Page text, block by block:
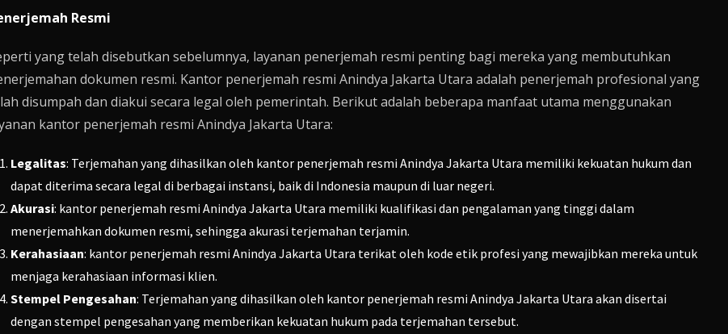
Resmi
yang telah disebutkan sebelumnya, layanan penerjemah resmi penting bagi mereka yang membutuhkan
dokumen resmi. Kantor penerjemah resmi Anindya Jakarta Utara adalah penerjemah profesional yang
disumpah dan diakui secara legal oleh pemerintah. Berikut adalah beberapa manfaat utama menggunakan
kantor penerjemah resmi Anindya Jakarta Utara:
Legalitas: Terjemahan yang dihasilkan oleh kantor penerjemah resmi Anindya Jakarta Utara memiliki kekuatan hukum dan
dapat diterima secara legal di berbagai instansi, baik di Indonesia maupun di luar negeri.
Akurasi: kantor penerjemah resmi Anindya Jakarta Utara memiliki kualifikasi dan pengalaman yang tinggi dalam
menerjemahkan dokumen resmi, sehingga akurasi terjemahan terjamin.
Kerahasiaan: kantor penerjemah resmi Anindya Jakarta Utara terikat oleh kode etik profesi yang mewajibkan mereka untuk
menjaga kerahasiaan informasi klien.
Stempel Pengesahan: Terjemahan yang dihasilkan oleh kantor penerjemah resmi Anindya Jakarta Utara akan disertai
dengan stempel pengesahan yang memberikan kekuatan hukum pada terjemahan tersebut.